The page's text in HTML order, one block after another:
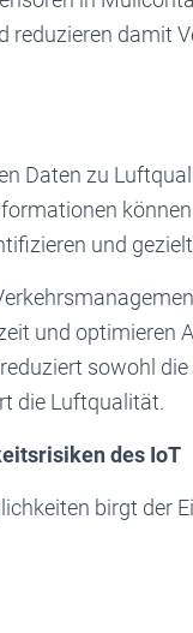
reduzieren damit
Daten zu
und
und optimieren
sowohl
die Luftqualität.
des IoT
birgt der